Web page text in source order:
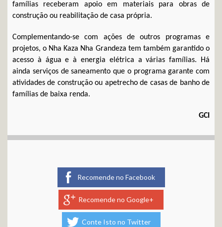
famílias receberam apoio em materiais para obras de
construção ou reabilitação de casa própria.
Complementando-se com ações de outros programas e
projetos, o Nha Kaza Nha Grandeza tem também garantido o
acesso à água e à energia elétrica a várias famílias. Há
ainda serviços de saneamento que o programa garante com
atividades de construção ou apetrecho de casas de banho de
famílias de baixa renda.
GCI
Recomende no Facebook
Recomende no Google+
Conte Isto no Twitter